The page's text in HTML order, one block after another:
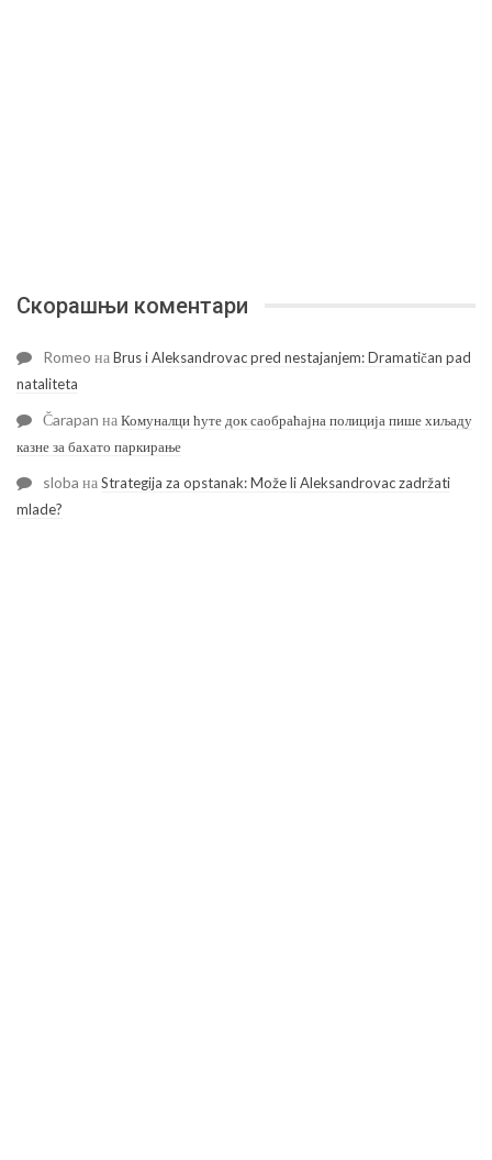
Скорашњи коментари
Romeo наBrus i Aleksandrovac pred nestajanjem: Dramatičan pad
nataliteta
Čarapan наКомуналци ћуте док саобраћајна полиција пише хиљаду
казне за бахато паркирање
sloba наStrategija za opstanak: Može li Aleksandrovac zadržati
mlade?